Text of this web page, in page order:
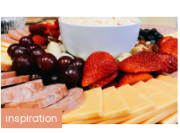
inspiration